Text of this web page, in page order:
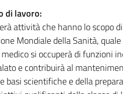
di lavoro:
attività che hanno lo scopo
Mondiale della Sanità,
si occuperà di funzioni
e contribuirà al
basi scientifiche e della